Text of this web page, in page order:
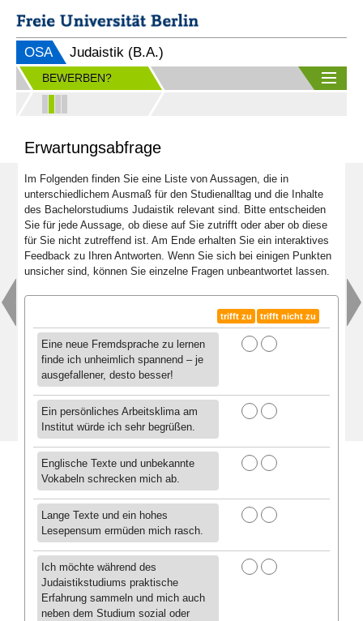
OSA Judaistik (B.A.)
BEWERBEN?
Erwartungsabfrage
Im Folgenden finden Sie eine Liste von Aussagen, die in
unterschiedlichem Ausmaß für den Studienalltag und die Inhalte
des Bachelorstudiums Judaistik relevant sind. Bitte entscheiden
Sie für jede Aussage, ob diese auf Sie zutrifft oder aber ob diese
für Sie nicht zutreffend ist. Am Ende erhalten Sie ein interaktives
Feedback zu Ihren Antworten. Wenn Sie sich bei einigen Punkten
unsicher sind, können Sie einzelne Fragen unbeantwortet lassen.
trifft zu trifft nicht zu
Eine neue Fremdsprache zu lernen
finde ich unheimlich spannend – je
ausgefallener, desto besser!
Ein persönliches Arbeitsklima am
Institut würde ich sehr begrüßen.
Englische Texte und unbekannte
Vokabeln schrecken mich ab.
Lange Texte und ein hohes
Lesepensum ermüden mich rasch.
Ich möchte während des
Judaistikstudiums praktische
Erfahrung sammeln und mich auch
neben dem Studium sozial oder